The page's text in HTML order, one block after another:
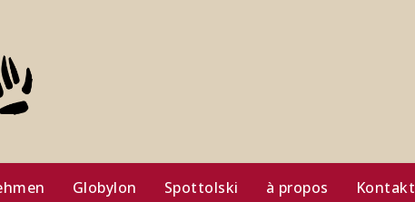
Globylon Spottolski à propos Kontakt